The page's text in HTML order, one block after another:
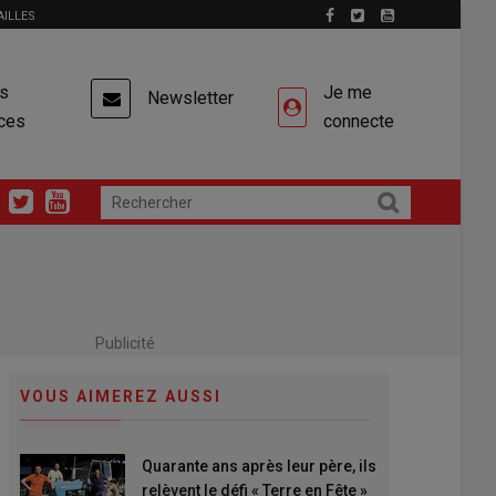
Newsletter
Je me
connecte
Publicité
VOUS AIMEREZ AUSSI
Quarante ans après leur père, ils
relèvent le défi « Terre en Fête »